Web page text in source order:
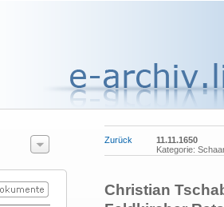
Zurück
11.11.1650
Kategorie:
Christian